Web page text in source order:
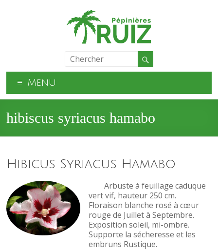
Menu
hibiscus syriacus hamabo
Hibicus Syriacus Hamabo
Arbuste à feuillage caduque
vert vif, hauteur 250 cm.
Floraison blanche rosé à cœur
rouge de Juillet à Septembre.
Exposition soleil, mi-ombre.
Supporte la sécheresse et les
embruns Rustique.